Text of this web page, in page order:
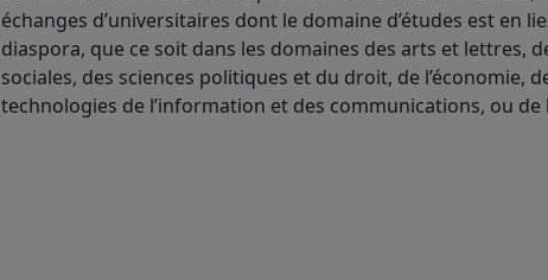
échanges d’universitaires dont le domaine d’études est en
diaspora, que ce soit dans les domaines des arts et lettres,
sociales, des sciences politiques et du droit, de l’économie,
technologies de l’information et des communications, ou de